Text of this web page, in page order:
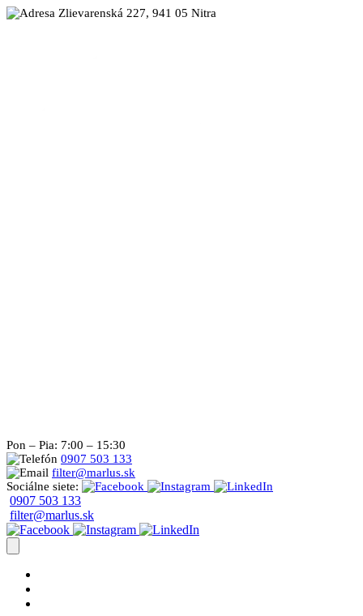
Zlievarenská 227, 941 05 Nitra
Pon – Pia: 7:00 – 15:30
0907 503 133
filter@marlus.sk
Sociálne siete:
0907 503 133
filter@marlus.sk